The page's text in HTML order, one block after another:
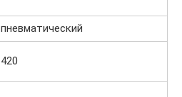
пневматический
420